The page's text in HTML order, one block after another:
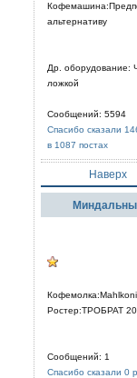
альтернативу
Др. оборудование:
ложкой
Сообщений: 5594
Спасибо сказали
в 1087 постах
Наверх
Ростер:ТРОБРАТ 20
Сообщений: 1
Спасибо сказали 0